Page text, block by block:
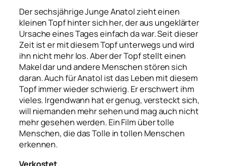
Der sechsjährige Junge Anatol zieht einen
kleinen Topf hinter sich her, der aus ungeklärter
Ursache eines Tages einfach da war. Seit dieser
Zeit ist er mit diesem Topf unterwegs und wird
ihn nicht mehr los. Aber der Topf stellt einen
Makel dar und andere Menschen stören sich
daran. Auch für Anatol ist das Leben mit diesem
Topf immer wieder schwierig. Er erschwert ihm
vieles. Irgendwann hat er genug, versteckt sich,
will niemanden mehr sehen und mag auch nicht
mehr gesehen werden. Ein Film über tolle
Menschen, die das Tolle in tollen Menschen
erkennen.